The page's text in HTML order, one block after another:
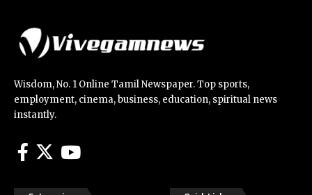
Wisdom, No. 1 Online Tamil Newspaper. Top sports,
employment, cinema, business, education, spiritual news
instantly.